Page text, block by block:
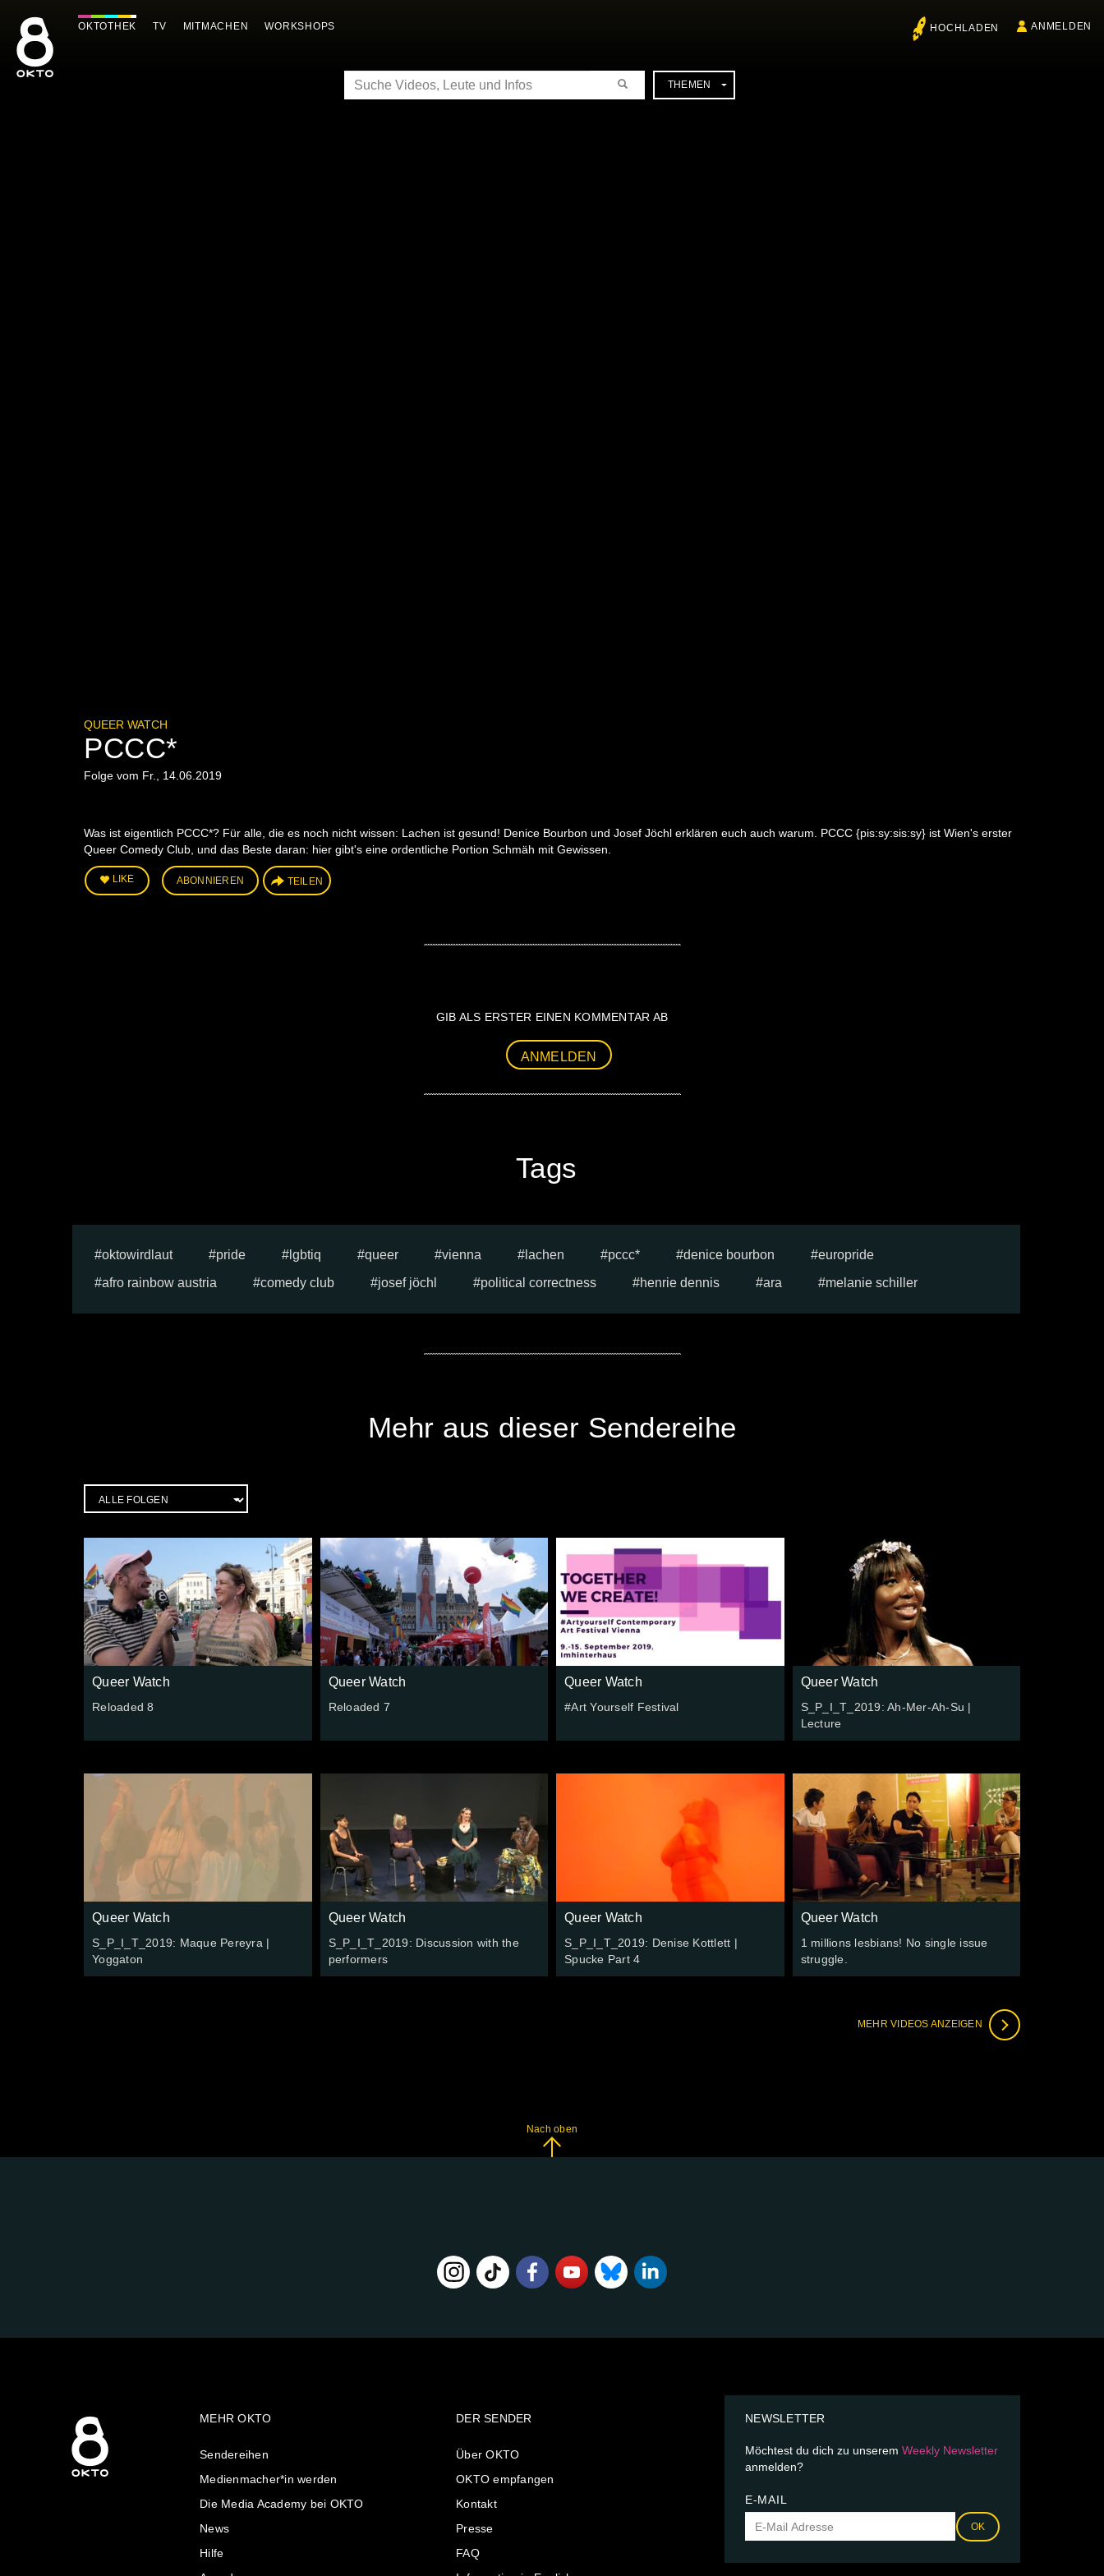
Inhalt
springen
OKTOTHEK TV MITMACHEN WORKSHOPS HOCHLADEN ANMELDEN
SUCHE THEMEN
QUEER WATCH
PCCC*
Folge vom Fr., 14.06.2019
Was ist eigentlich PCCC*? Für alle, die es noch nicht wissen: Lachen ist gesund! Denice Bourbon und Josef Jöchl erklären euch auch warum. PCCC {pis:sy:sis:sy} ist Wien's erster
Queer Comedy Club, und das Beste daran: hier gibt's eine ordentliche Portion Schmäh mit Gewissen.
LIKE ABONNIEREN TEILEN
GIB ALS ERSTER EINEN KOMMENTAR AB
ANMELDEN
Tags
oktowirdlaut pride lgbtiq queer vienna lachen pccc* denice bourbon
europride
afro rainbow austria
comedy club josef jöchl political correctness henrie dennis ara melanie schiller
Mehr aus dieser Sendereihe
Queer Watch
Reloaded 8
Queer Watch
Reloaded 7
Queer Watch
#Art Yourself Festival
Queer Watch
S_P_I_T_2019: Ah-Mer-Ah-Su |
Lecture
Queer Watch
S_P_I_T_2019: Maque Pereyra |
Yoggaton
Queer Watch
S_P_I_T_2019: Discussion with the
performers
Queer Watch
S_P_I_T_2019: Denise Kottlett |
Spucke Part 4
Queer Watch
1 millions lesbians! No single issue
struggle.
MEHR VIDEOS ANZEIGEN
Nach oben
MEHR OKTO
Sendereihen
Medienmacher*in werden
Die Media Academy bei OKTO
News
Hilfe
DER SENDER
Über OKTO
OKTO empfangen
Kontakt
Presse
FAQ
NEWSLETTER
Möchtest du dich zu unserem Weekly Newsletter
anmelden?
E-MAIL
OK